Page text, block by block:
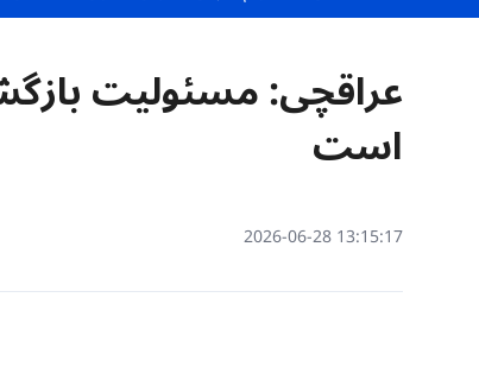
عراقچی: مسئولیت
است
13:15:17 2026-06-28